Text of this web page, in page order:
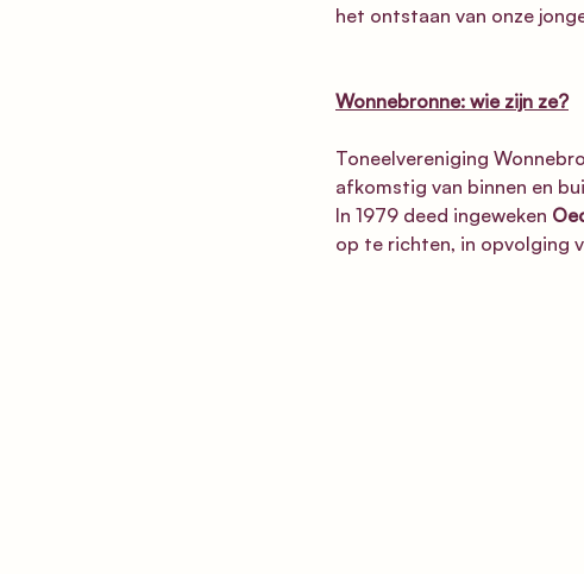
het ontstaan van onze
Wonnebronne: wie zijn ze?
Toneelvereniging
afkomstig van binnen en
In 1979 deed ingeweken
op te richten, in opvolging